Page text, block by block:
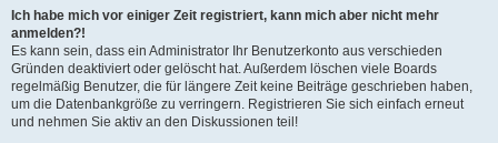
Ich habe mich vor einiger Zeit registriert, kann mich aber nicht mehr
anmelden?!
Es kann sein, dass ein Administrator Ihr Benutzerkonto aus verschieden
Gründen deaktiviert oder gelöscht hat. Außerdem löschen viele Boards
regelmäßig Benutzer, die für längere Zeit keine Beiträge geschrieben haben,
um die Datenbankgröße zu verringern. Registrieren Sie sich einfach erneut
und nehmen Sie aktiv an den Diskussionen teil!